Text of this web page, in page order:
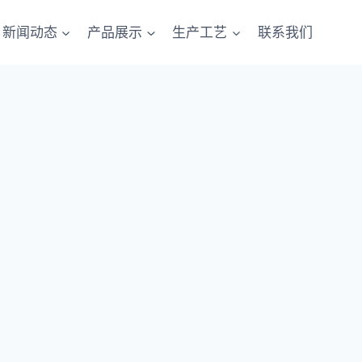
新闻动态 产品展示 生产工艺 联系我们